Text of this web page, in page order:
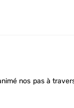
nos pas à